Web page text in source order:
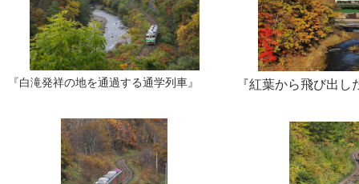
『白滝発祥の地を通過する通学列車』 『紅葉から飛び出し